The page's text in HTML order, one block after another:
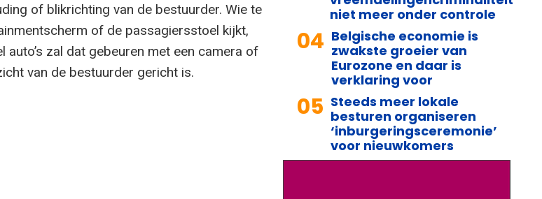
of blikrichting van de bestuurder. Wie te
of de passagiersstoel kijkt,
auto’s zal dat gebeuren met een camera of
van de bestuurder gericht is.
niet meer onder controle
04 Belgische economie is
zwakste groeier van
Eurozone en daar is
verklaring voor
05 Steeds meer lokale
besturen organiseren
‘inburgeringsceremonie’
voor nieuwkomers